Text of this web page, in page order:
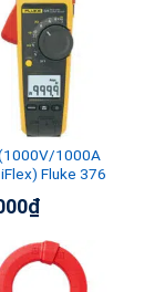
1000A
Fluke 376
₫